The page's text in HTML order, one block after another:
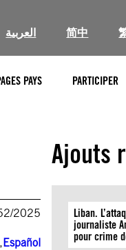
العربية 简中
PAYS PARTICIPER
2025
,Español
Ajouts
Liban.
journaliste
pour crime